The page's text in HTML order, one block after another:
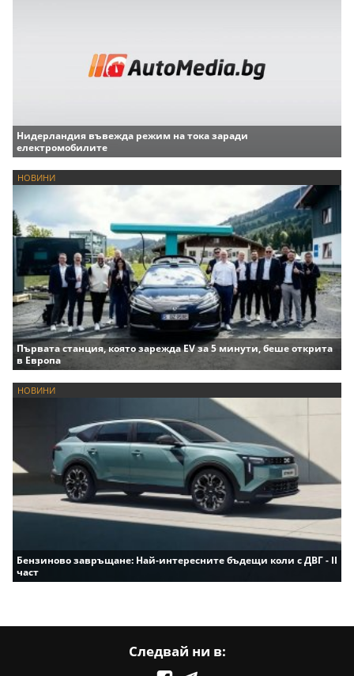
Нидерландия въвежда режим на тока заради
електромобилите
НОВИНИ
Първата станция, която зарежда EV за 5 минути, беше открита
в Европа
НОВИНИ
Бензиново завръщане: Най-интересните бъдещи коли с ДВГ - II
част
Следвай ни в: